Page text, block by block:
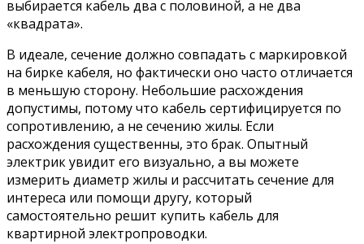
выбирается кабель два с половиной, а не два
«квадрата».
В идеале, сечение должно совпадать с маркировкой
на бирке кабеля, но фактически оно часто отличается
в меньшую сторону. Небольшие расхождения
допустимы, потому что кабель сертифицируется по
сопротивлению, а не сечению жилы. Если
расхождения существенны, это брак. Опытный
электрик увидит его визуально, а вы можете
измерить диаметр жилы и рассчитать сечение для
интереса или помощи другу, который
самостоятельно решит купить кабель для
квартирной электропроводки.